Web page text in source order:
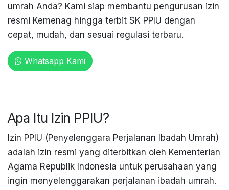
umrah Anda? Kami siap membantu pengurusan izin
resmi Kemenag hingga terbit SK PPIU dengan
cepat, mudah, dan sesuai regulasi terbaru.
Whatsapp Kami
Apa Itu Izin PPIU?
Izin PPIU (Penyelenggara Perjalanan Ibadah Umrah)
adalah izin resmi yang diterbitkan oleh Kementerian
Agama Republik Indonesia untuk perusahaan yang
ingin menyelenggarakan perjalanan ibadah umrah.